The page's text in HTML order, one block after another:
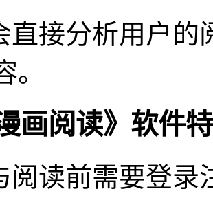
直接分析用户
。
画阅读》软件
阅读前需要登